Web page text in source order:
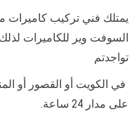
يمتلك فني تركيب كاميرات
السوفت وير للكاميرات
تواجدتم
في الكويت أو القصور أو
على مدار 24 ساعة.